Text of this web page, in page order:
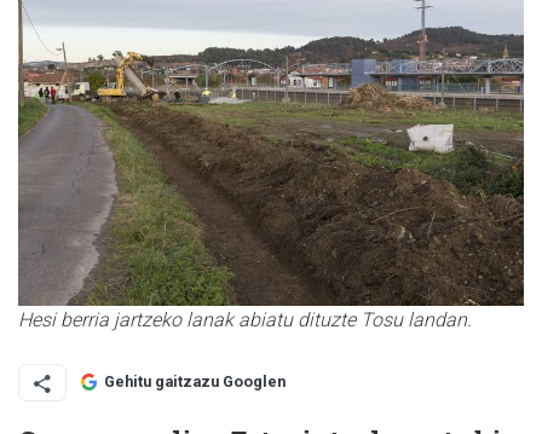
Hesi berria jartzeko lanak abiatu dituzte Tosu landan.
Gehitu gaitzazu Googlen